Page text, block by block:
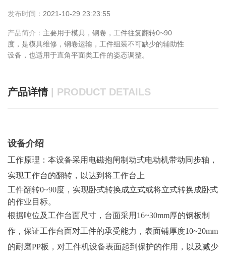
发布时间： 2021-10-29 23:23:55
产品简介： 主要用于模具，钢卷，工件往复翻转0~90
度，是模具维修，钢卷运输，工件组装不可缺少的辅助性
设备，也适用于直角平面类工件的姿态调整。
产品详情| PRODUCT DETAILS
设备介绍
工作原理：本设备采用电磁抱闸制动式电动机带动同步轴，
实现工作台的翻转，以达到将工作台上
工件翻转0~90度，实现卧式转换成立式或将立式转换成卧式
的作业目标。
根据吨位及工作台面尺寸，台面采用16~30mm厚的钢板制
作，保证工作台面对工件的承受能力，表面铺厚度10~20mm
的耐磨PP板，对工件机设备表面起到保护的作用，以及减少